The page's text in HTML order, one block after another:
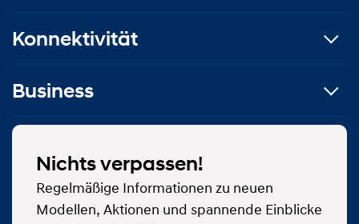
Konnektivität
Business
Nichts verpassen!
Regelmäßige Informationen zu neuen
Modellen, Aktionen und spannende Einblicke